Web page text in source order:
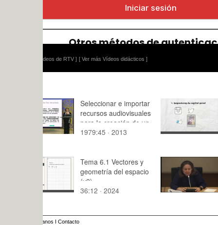
[ Ver más Vídeos didácticos ]
Seleccionar e importar
recursos audiovisuales
para la creación de un
relato digital
1979:45 · 2013
MOOC
viajeros.
viajeros 3
2:40 · 2021
Tema 6.1 Vectores y
geometría del espacio
36:12 · 2024
JUAN
FRANK
WRIGHT
94:24 ·